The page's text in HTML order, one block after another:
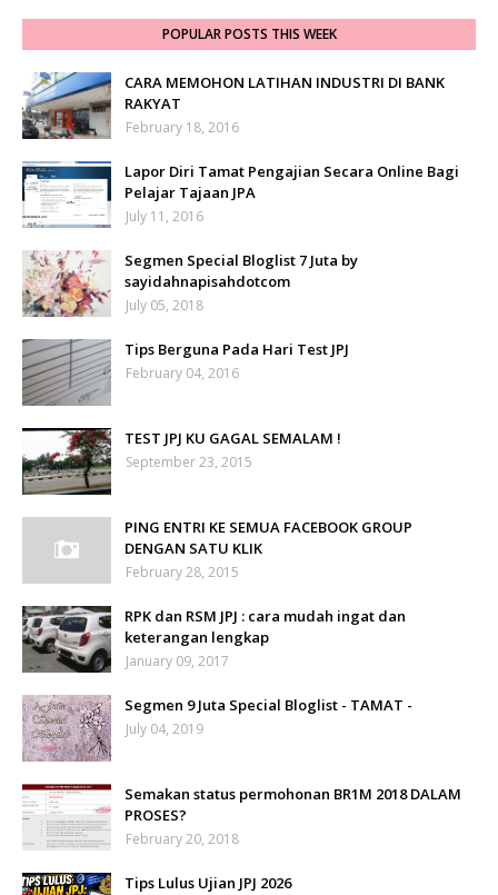
POPULAR POSTS THIS WEEK
CARA MEMOHON LATIHAN INDUSTRI DI BANK
RAKYAT
February 18, 2016
Lapor Diri Tamat Pengajian Secara Online Bagi
Pelajar Tajaan JPA
July 11, 2016
Segmen Special Bloglist 7 Juta by
sayidahnapisahdotcom
July 05, 2018
Tips Berguna Pada Hari Test JPJ
February 04, 2016
TEST JPJ KU GAGAL SEMALAM !
September 23, 2015
PING ENTRI KE SEMUA FACEBOOK GROUP
DENGAN SATU KLIK
February 28, 2015
RPK dan RSM JPJ : cara mudah ingat dan
keterangan lengkap
January 09, 2017
Segmen 9 Juta Special Bloglist - TAMAT -
July 04, 2019
Semakan status permohonan BR1M 2018 DALAM
PROSES?
February 20, 2018
Tips Lulus Ujian JPJ 2026